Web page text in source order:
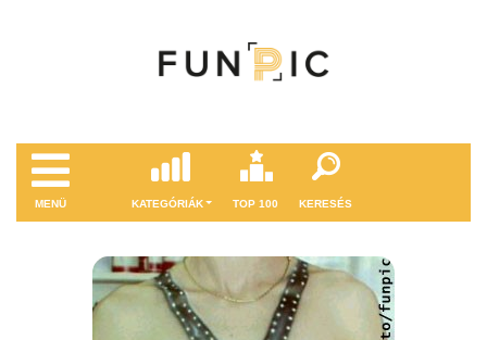
MENÜ KATEGÓRIÁK TOP 100 KERESÉS